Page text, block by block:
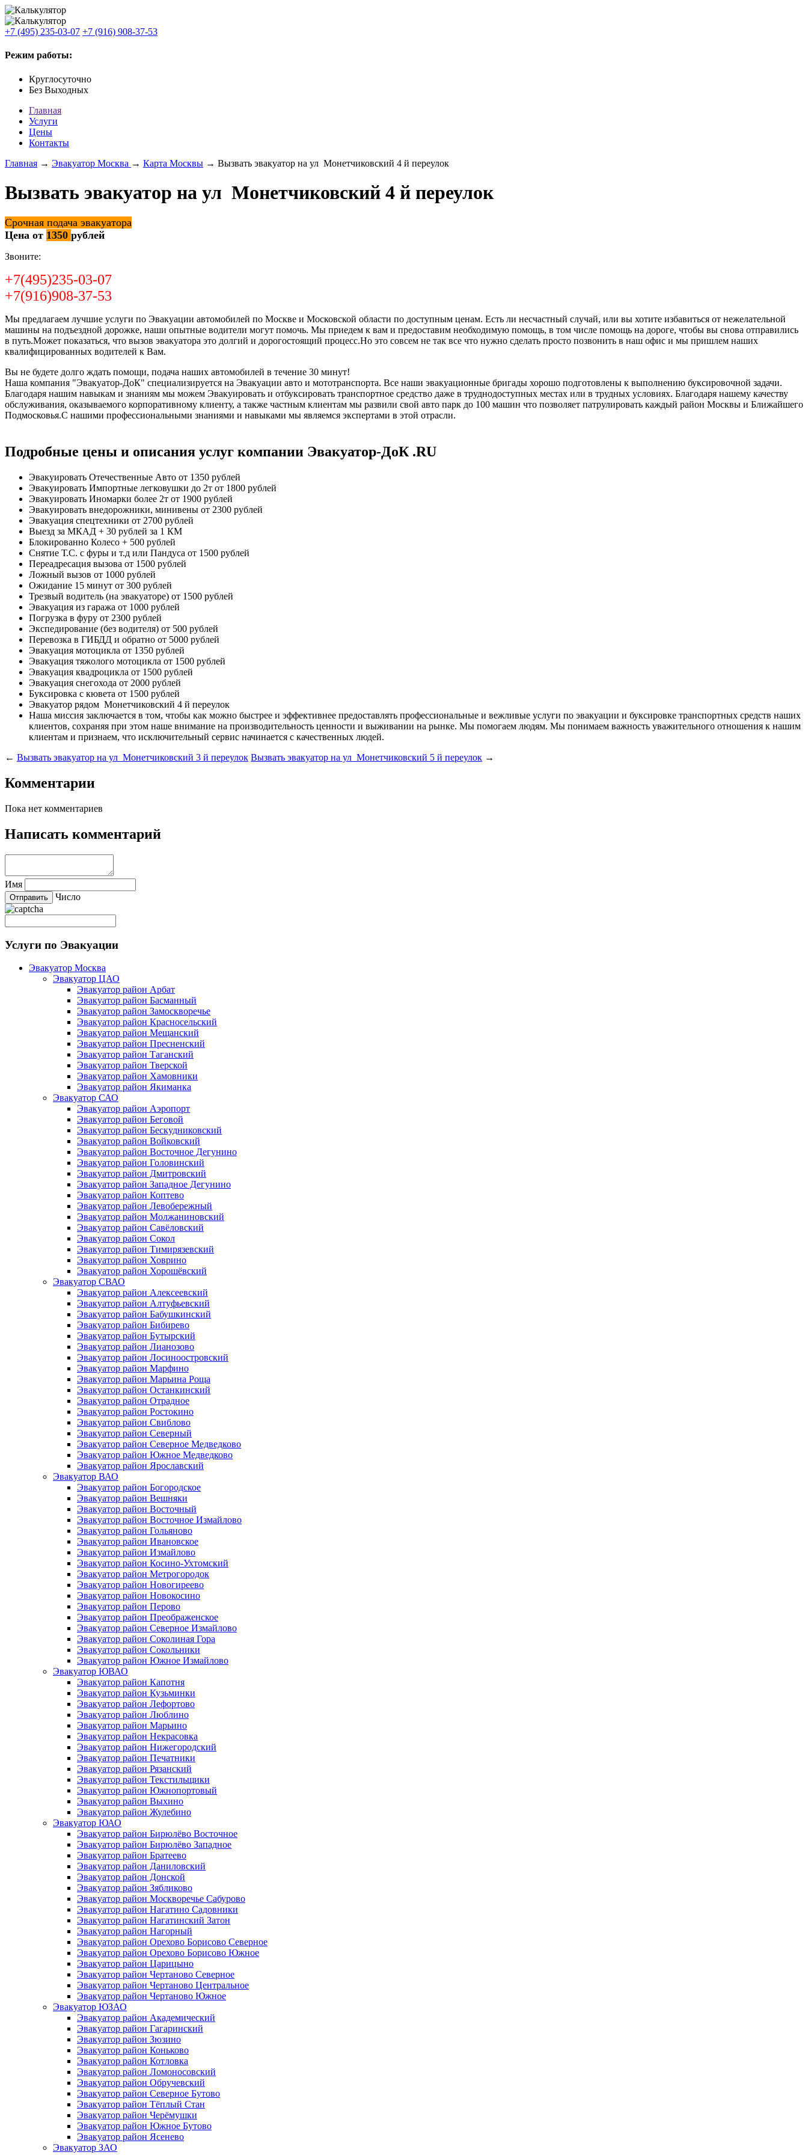
+7 (495) 235-03-07 +7 (916) 908-37-53
Режим работы:
Круглосуточно
Без Выходных
Главная
Услуги
Цены
Контакты
Главная → Эвакуатор Москва → Карта Москвы → Вызвать эвакуатор на ул Монетчиковский 4 й переулок
Вызвать эвакуатор на ул Монетчиковский 4 й переулок
Срочная подача эвакуатора
Цена от 1350 рублей
Звоните:
+7(495)235-03-07
+7(916)908-37-53
Мы предлагаем лучшие услуги по Эвакуации автомобилей по Москве и Московской области по доступным ценам. Есть ли несчастный случай, или вы хотите избавиться от нежелательной
машины на подъездной дорожке, наши опытные водители могут помочь. Мы приедем к вам и предоставим необходимую помощь, в том числе помощь на дороге, чтобы вы снова отправились
в путь.Может показаться, что вызов эвакуатора это долгий и дорогостоящий процесс.Но это совсем не так все что нужно сделать просто позвонить в наш офис и мы пришлем наших
квалифицированных водителей к Вам.
Вы не будете долго ждать помощи, подача наших автомобилей в течение 30 минут!
Наша компания "Эвакуатор-ДоК" специализируется на Эвакуации авто и мототранспорта. Все наши эвакуационные бригады хорошо подготовлены к выполнению буксировочной задачи.
Благодаря нашим навыкам и знаниям мы можем Эвакуировать и отбуксировать транспортное средство даже в труднодоступных местах или в трудных условиях. Благодаря нашему качеству
обслуживания, оказываемого корпоративному клиенту, а также частным клиентам мы развили свой авто парк до 100 машин что позволяет патрулировать каждый район Москвы и Ближайшего
Подмосковья.С нашими профессиональными знаниями и навыками мы являемся экспертами в этой отрасли.
Подробные цены и описания услуг компании Эвакуатор-ДоК .RU
Эвакуировать Отечественные Авто от 1350 рублей
Эвакуировать Импортные легковушки до 2т от 1800 рублей
Эвакуировать Иномарки более 2т от 1900 рублей
Эвакуировать внедорожники, минивены от 2300 рублей
Эвакуация спецтехники от 2700 рублей
Выезд за МКАД + 30 рублей за 1 КМ
Блокированно Колесо + 500 рублей
Снятие Т.С. с фуры и т.д или Пандуса от 1500 рублей
Переадресация вызова от 1500 рублей
Ложный вызов от 1000 рублей
Ожидание 15 минут от 300 рублей
Трезвый водитель (на эвакуаторе) от 1500 рублей
Эвакуация из гаража от 1000 рублей
Погрузка в фуру от 2300 рублей
Экспедирование (без водителя) от 500 рублей
Перевозка в ГИБДД и обратно от 5000 рублей
Эвакуация мотоцикла от 1350 рублей
Эвакуация тяжолого мотоцикла от 1500 рублей
Эвакуация квадроцикла от 1500 рублей
Эвакуация снегохода от 2000 рублей
Буксировка с кювета от 1500 рублей
Эвакуатор рядом Монетчиковский 4 й переулок
Наша миссия заключается в том, чтобы как можно быстрее и эффективнее предоставлять профессиональные и вежливые услуги по эвакуации и буксировке транспортных средств наших
клиентов, сохраняя при этом наше внимание на производительность ценности и выживании на рынке. Мы помогаем людям. Мы понимаем важность уважительного отношения к нашим
клиентам и признаем, что исключительный сервис начинается с качественных людей.
← Вызвать эвакуатор на ул Монетчиковский 3 й переулок Вызвать эвакуатор на ул Монетчиковский 5 й переулок →
Комментарии
Пока нет комментариев
Написать комментарий
Имя
Число
Услуги по Эвакуации
Эвакуатор Москва
Эвакуатор ЦАО
Эвакуатор район Арбат
Эвакуатор район Басманный
Эвакуатор район Замоскворечье
Эвакуатор район Красносельский
Эвакуатор район Мещанский
Эвакуатор район Пресненский
Эвакуатор район Таганский
Эвакуатор район Тверской
Эвакуатор район Хамовники
Эвакуатор район Якиманка
Эвакуатор САО
Эвакуатор район Аэропорт
Эвакуатор район Беговой
Эвакуатор район Бескудниковский
Эвакуатор район Войковский
Эвакуатор район Восточное Дегунино
Эвакуатор район Головинский
Эвакуатор район Дмитровский
Эвакуатор район Западное Дегунино
Эвакуатор район Коптево
Эвакуатор район Левобережный
Эвакуатор район Молжаниновский
Эвакуатор район Савёловский
Эвакуатор район Сокол
Эвакуатор район Тимирязевский
Эвакуатор район Ховрино
Эвакуатор район Хорошёвский
Эвакуатор СВАО
Эвакуатор район Алексеевский
Эвакуатор район Алтуфьевский
Эвакуатор район Бабушкинский
Эвакуатор район Бибирево
Эвакуатор район Бутырский
Эвакуатор район Лианозово
Эвакуатор район Лосиноостровский
Эвакуатор район Марфино
Эвакуатор район Марьина Роща
Эвакуатор район Останкинский
Эвакуатор район Отрадное
Эвакуатор район Ростокино
Эвакуатор район Свиблово
Эвакуатор район Северный
Эвакуатор район Северное Медведково
Эвакуатор район Южное Медведково
Эвакуатор район Ярославский
Эвакуатор ВАО
Эвакуатор район Богородское
Эвакуатор район Вешняки
Эвакуатор район Восточный
Эвакуатор район Восточное Измайлово
Эвакуатор район Гольяново
Эвакуатор район Ивановское
Эвакуатор район Измайлово
Эвакуатор район Косино-Ухтомский
Эвакуатор район Метрогородок
Эвакуатор район Новогиреево
Эвакуатор район Новокосино
Эвакуатор район Перово
Эвакуатор район Преображенское
Эвакуатор район Северное Измайлово
Эвакуатор район Соколиная Гора
Эвакуатор район Сокольники
Эвакуатор район Южное Измайлово
Эвакуатор ЮВАО
Эвакуатор район Капотня
Эвакуатор район Кузьминки
Эвакуатор район Лефортово
Эвакуатор район Люблино
Эвакуатор район Марьино
Эвакуатор район Некрасовка
Эвакуатор район Нижегородский
Эвакуатор район Печатники
Эвакуатор район Рязанский
Эвакуатор район Текстильщики
Эвакуатор район Южнопортовый
Эвакуатор район Выхино
Эвакуатор район Жулебино
Эвакуатор ЮАО
Эвакуатор район Бирюлёво Восточное
Эвакуатор район Бирюлёво Западное
Эвакуатор район Братеево
Эвакуатор район Даниловский
Эвакуатор район Донской
Эвакуатор район Зябликово
Эвакуатор район Москворечье Сабурово
Эвакуатор район Нагатино Cадовники
Эвакуатор район Нагатинский Затон
Эвакуатор район Нагорный
Эвакуатор район Орехово Борисово Северное
Эвакуатор район Орехово Борисово Южное
Эвакуатор район Царицыно
Эвакуатор район Чертаново Северное
Эвакуатор район Чертаново Центральное
Эвакуатор район Чертаново Южное
Эвакуатор ЮЗАО
Эвакуатор район Академический
Эвакуатор район Гагаринский
Эвакуатор район Зюзино
Эвакуатор район Коньково
Эвакуатор район Котловка
Эвакуатор район Ломоносовский
Эвакуатор район Обручевский
Эвакуатор район Северное Бутово
Эвакуатор район Тёплый Стан
Эвакуатор район Черёмушки
Эвакуатор район Южное Бутово
Эвакуатор район Ясенево
Эвакуатор ЗАО